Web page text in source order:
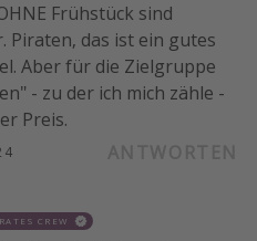
Frühstück sind
Piraten, das ist ein gutes
Aber für die Zielgruppe
- zu der ich mich zähle -
Preis.
CREW